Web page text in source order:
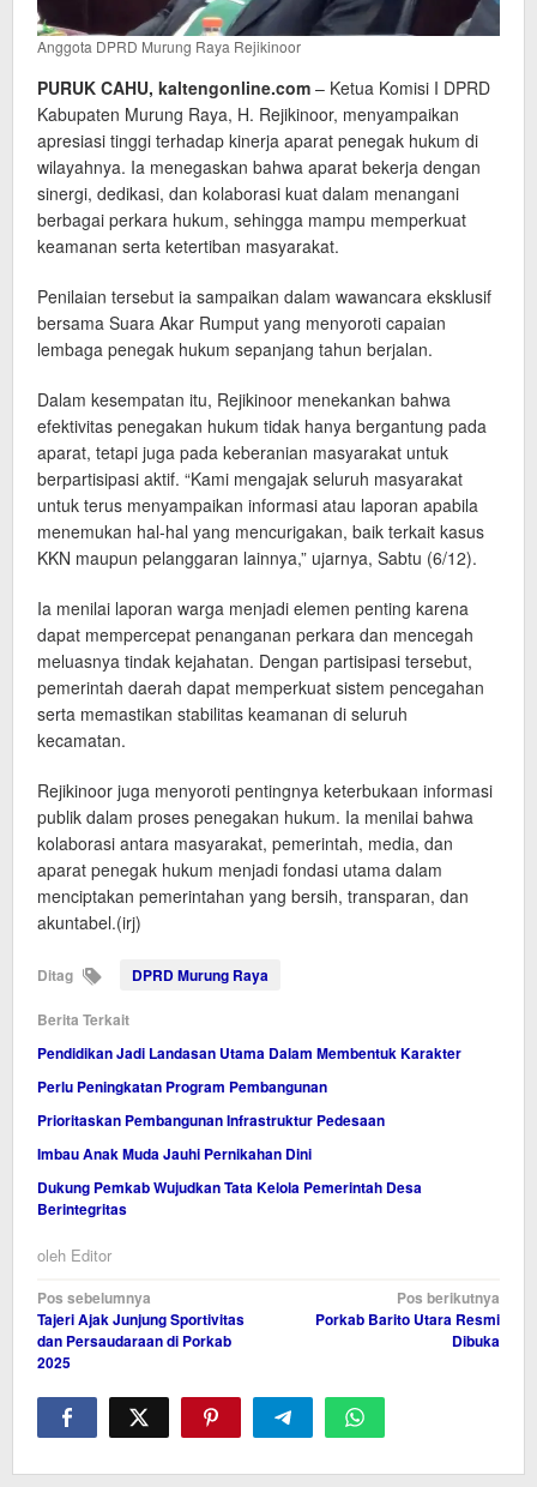
Anggota DPRD Murung Raya Rejikinoor
PURUK CAHU, kaltengonline.com – Ketua Komisi I DPRD
Kabupaten Murung Raya, H. Rejikinoor, menyampaikan
apresiasi tinggi terhadap kinerja aparat penegak hukum di
wilayahnya. Ia menegaskan bahwa aparat bekerja dengan
sinergi, dedikasi, dan kolaborasi kuat dalam menangani
berbagai perkara hukum, sehingga mampu memperkuat
keamanan serta ketertiban masyarakat.
Penilaian tersebut ia sampaikan dalam wawancara eksklusif
bersama Suara Akar Rumput yang menyoroti capaian
lembaga penegak hukum sepanjang tahun berjalan.
Dalam kesempatan itu, Rejikinoor menekankan bahwa
efektivitas penegakan hukum tidak hanya bergantung pada
aparat, tetapi juga pada keberanian masyarakat untuk
berpartisipasi aktif. “Kami mengajak seluruh masyarakat
untuk terus menyampaikan informasi atau laporan apabila
menemukan hal-hal yang mencurigakan, baik terkait kasus
KKN maupun pelanggaran lainnya,” ujarnya, Sabtu (6/12).
Ia menilai laporan warga menjadi elemen penting karena
dapat mempercepat penanganan perkara dan mencegah
meluasnya tindak kejahatan. Dengan partisipasi tersebut,
pemerintah daerah dapat memperkuat sistem pencegahan
serta memastikan stabilitas keamanan di seluruh
kecamatan.
Rejikinoor juga menyoroti pentingnya keterbukaan informasi
publik dalam proses penegakan hukum. Ia menilai bahwa
kolaborasi antara masyarakat, pemerintah, media, dan
aparat penegak hukum menjadi fondasi utama dalam
menciptakan pemerintahan yang bersih, transparan, dan
akuntabel.(irj)
Ditag DPRD Murung Raya
Berita Terkait
Pendidikan Jadi Landasan Utama Dalam Membentuk Karakter
Perlu Peningkatan Program Pembangunan
Prioritaskan Pembangunan Infrastruktur Pedesaan
Imbau Anak Muda Jauhi Pernikahan Dini
Dukung Pemkab Wujudkan Tata Kelola Pemerintah Desa
Berintegritas
oleh Editor
Navigasi
pos
Pos sebelumnya
Tajeri Ajak Junjung Sportivitas
dan Persaudaraan di Porkab
2025
Pos berikutnya
Porkab Barito Utara Resmi
Dibuka